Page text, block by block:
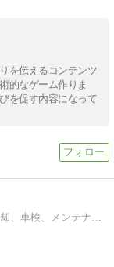
を伝えるコンテンツ
的なゲーム作りま
を促す内容になって
車に関わるお得な情報を提供！購入方法、売却、車検、メンテナンス等をお届け致します ！得に車のお勧め買取情報を発信中です！車屋に勤務するホットな情報をお届け中